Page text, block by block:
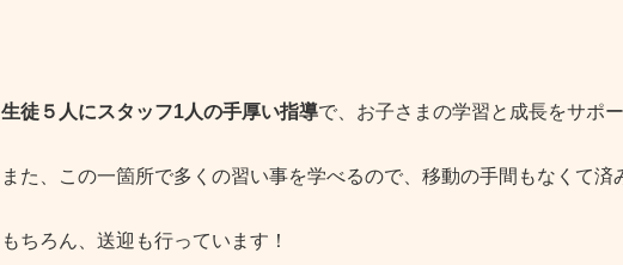
生徒５人にスタッフ1人の手厚い指導で、お子さまの学習と成長をサポ
また、この一箇所で多くの習い事を学べるので、移動の手間もなくて済
もちろん、送迎も行っています！